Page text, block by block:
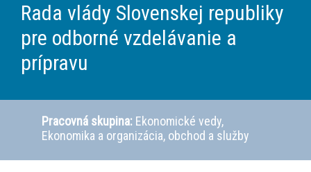
Rada vlády Slovenskej republiky
pre odborné vzdelávanie a
prípravu
Pracovná skupina: Ekonomické vedy,
Ekonomika a organizácia, obchod a služby